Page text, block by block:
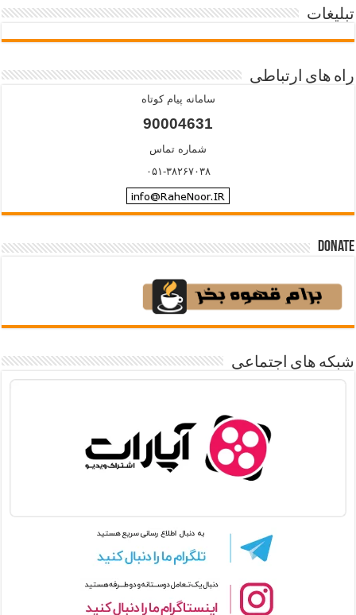
تبلیغات
راه های ارتباطی
سامانه پیام کوتاه
90004631
شماره تماس
۰۵۱-۳۸۲۶۷۰۳۸
Donate
شبکه های اجتماعی